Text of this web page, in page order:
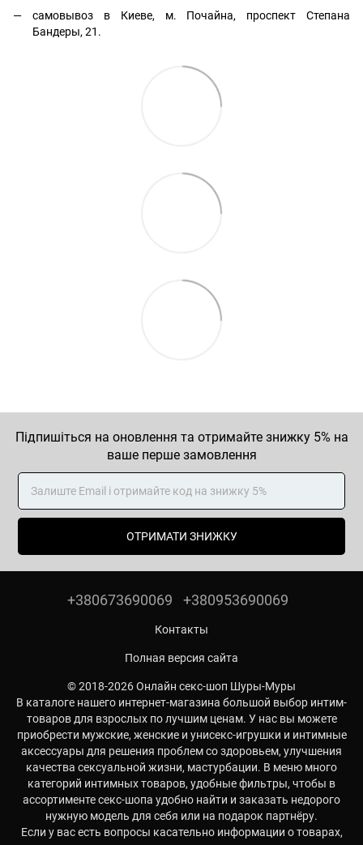
самовывоз в Киеве, м. Почайна, проспект Степана
Бандеры, 21.
Підпишіться на оновлення та отримайте знижку 5% на
ваше перше замовлення
ОТРИМАТИ ЗНИЖКУ
+380673690069 +380953690069
Контакты
Полная версия сайта
© 2018-2026 Онлайн секс-шоп Шуры-Муры
В каталоге нашего интернет-магазина большой выбор интим-
товаров для взрослых по лучшим ценам. У нас вы можете
приобрести мужские, женские и унисекс-игрушки и интимные
аксессуары для решения проблем со здоровьем, улучшения
качества сексуальной жизни, мастурбации. В меню много
категорий интимных товаров, удобные фильтры, чтобы в
ассортименте секс-шопа удобно найти и заказать недорого
нужную модель для себя или на подарок партнёру.
Если у вас есть вопросы касательно информации о товарах,